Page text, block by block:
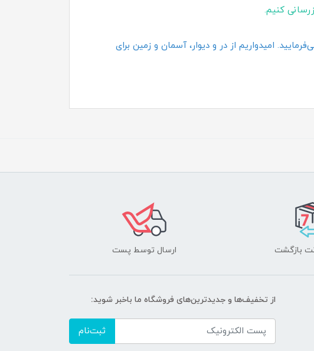
کنیم.
امیدواریم از در و دیوار، آسمان و زمین برای
ارسال توسط پست
از تخفیف‌ها و جدیدترین‌های فروشگاه ما باخبر شوید:
ثبت‌نام